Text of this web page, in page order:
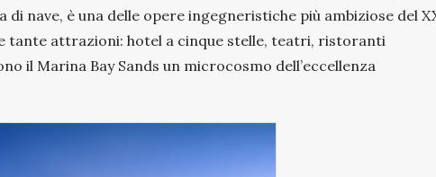
nave, è una delle opere ingegneristiche più ambiziose del
tante attrazioni: hotel a cinque stelle, teatri, ristoranti
il Marina Bay Sands un microcosmo dell’eccellenza